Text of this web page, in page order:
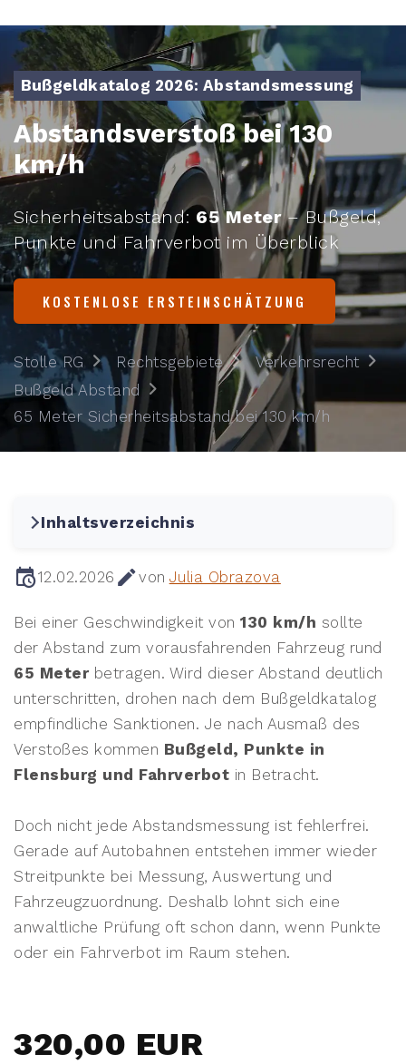
Bußgeldkatalog 2026: Abstandsmessung
Abstandsverstoß bei 130
km/h
Sicherheitsabstand: 65 Meter– Bußgeld,
Punkte und Fahrverbot im Überblick
KOSTENLOSE ERSTEINSCHÄTZUNG
Stolle RG Rechtsgebiete
Verkehrsrecht
Bußgeld Abstand
65 Meter Sicherheitsabstand bei 130 km/h
12.02.2026 von Julia Obrazova
Bei einer Geschwindigkeit von130 km/h sollte
der Abstand zum vorausfahrenden Fahrzeug rund
65 Meter betragen. Wird dieser Abstand deutlich
unterschritten, drohen nach dem Bußgeldkatalog
empfindliche Sanktionen. Je nach Ausmaß des
Verstoßes kommen Bußgeld, Punkte in
Flensburg und Fahrverbot in Betracht.
Doch nicht jede Abstandsmessung ist fehlerfrei.
Gerade auf Autobahnen entstehen immer wieder
Streitpunkte bei Messung, Auswertung und
Fahrzeugzuordnung. Deshalb lohnt sich eine
anwaltliche Prüfung oft schon dann, wenn Punkte
oder ein Fahrverbot im Raum stehen.
320,00 EUR
Inhaltsverzeichnis